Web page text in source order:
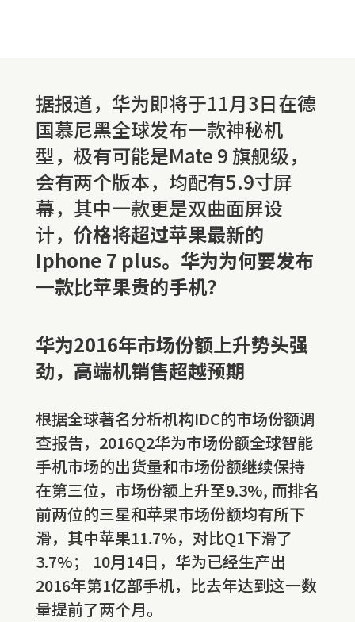
据报道，华为即将于11月3日在德
国慕尼黑全球发布一款神秘机
型，极有可能是Mate 9 旗舰级，
会有两个版本，均配有5.9寸屏
幕，其中一款更是双曲面屏设
计， 价格将超过苹果最新的
Iphone 7 plus。华为为何要发布
一款比苹果贵的手机？
华为2016年市场份额上升势头强
劲，高端机销售超越预期
根据全球著名分析机构IDC的市场份额调
查报告，2016Q2华为市场份额全球智能
手机市场的出货量和市场份额继续保持
在第三位，市场份额上升至9.3%, 而排名
前两位的三星和苹果市场份额均有所下
滑，其中苹果11.7%，对比Q1下滑了
3.7%； 10月14日，华为已经生产出
2016年第1亿部手机，比去年达到这一数
量提前了两个月。